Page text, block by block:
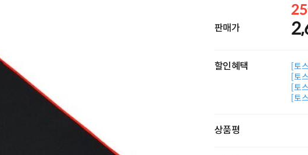
판매가
25
할인혜택
[토
[토
[토
[토
상품평